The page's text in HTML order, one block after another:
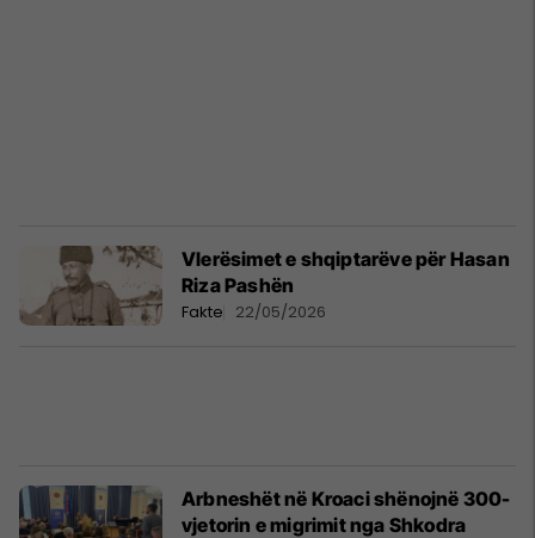
Vlerësimet e shqiptarëve për Hasan
Riza Pashën
Fakte 22/05/2026
Arbneshët në Kroaci shënojnë 300-
vjetorin e migrimit nga Shkodra